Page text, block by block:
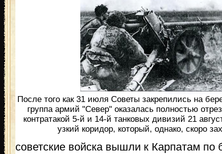
После того как 31 июля Советы закрепились на
группа армий "Север" оказалась полностью
контратакой 5-й и 14-й танковых дивизий 21
узкий коридор, который, однако, скоро
советские войска вышли к Карпатам по